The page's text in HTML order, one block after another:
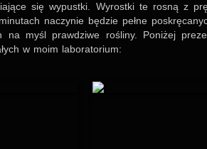
się wypustki. Wyrostki te rosną z
naczy­nie będzie pełne
na myśl praw­dziwe rośliny. Poni­żej
w moim labo­ra­to­rium: